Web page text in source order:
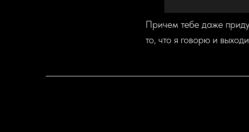
Причем тебе даже
то, что я говорю и